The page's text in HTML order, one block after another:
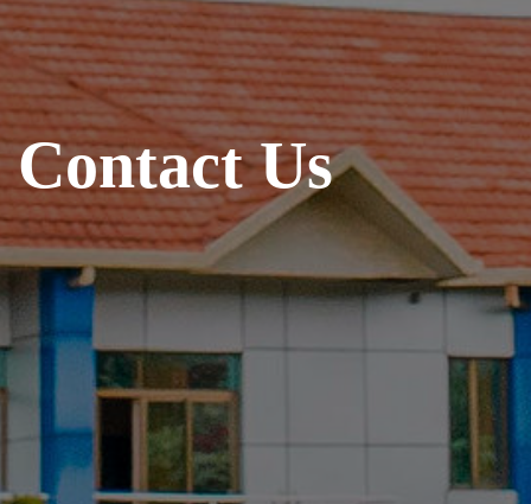
Contact Us